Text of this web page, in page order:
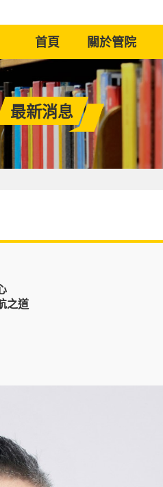
首頁(current)關於管院
最新消息
之道